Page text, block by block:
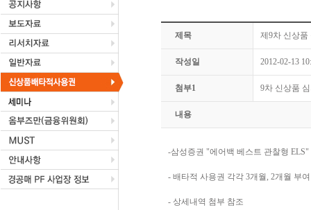
제목 제9차 신상품
작성일 2012-02-13
첨부1 9차 신상품
내용
-삼성증권 "에어백 베스트 관찰형
- 배타적 사용권 각각 3개월, 2개월 부여
- 상세내역 첨부 참조